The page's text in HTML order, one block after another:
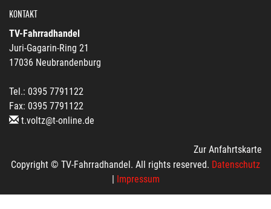
KONTAKT
TV-Fahrradhandel
Juri-Gagarin-Ring 21
17036 Neubrandenburg
Tel.: 0395 7791122
Fax: 0395 7791122
t.voltz@t-online.de
Zur Anfahrtskarte
Copyright © TV-Fahrradhandel. All rights reserved. Datenschutz
| Impressum